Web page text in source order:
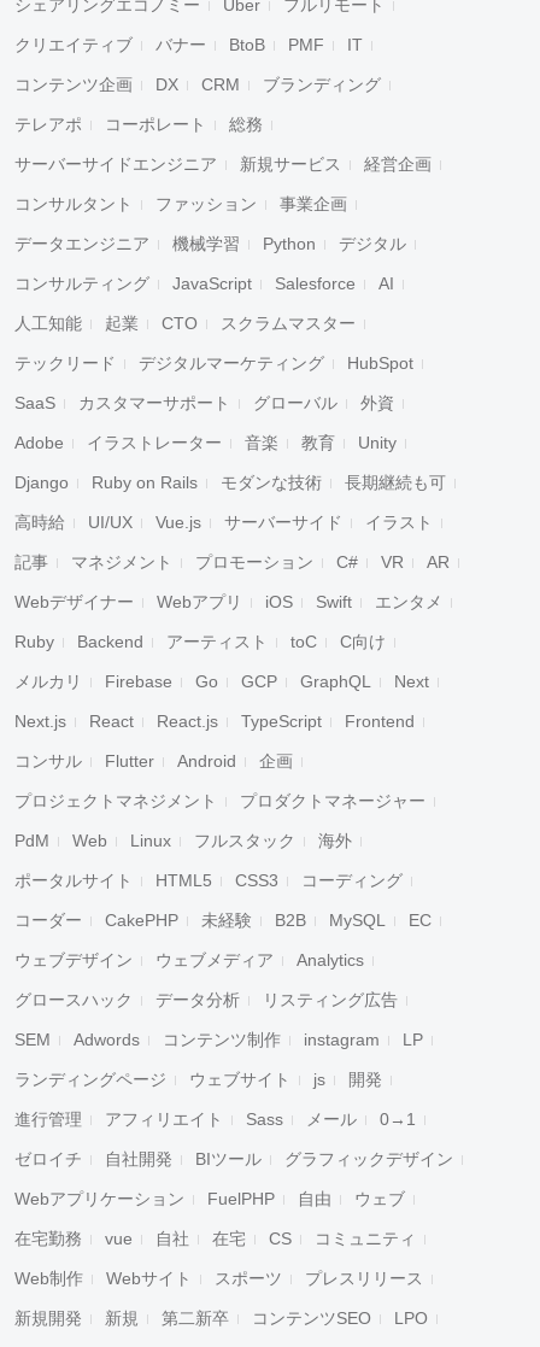
シェアリングエコノミー Uber フルリモート
クリエイティブ バナー BtoB PMF IT
コンテンツ企画 DX CRM ブランディング
テレアポ コーポレート 総務
サーバーサイドエンジニア 新規サービス 経営企画
コンサルタント ファッション 事業企画
データエンジニア 機械学習 Python デジタル
コンサルティング JavaScript Salesforce AI
人工知能 起業 CTO スクラムマスター
テックリード デジタルマーケティング HubSpot
SaaS カスタマーサポート グローバル 外資
Adobe イラストレーター 音楽 教育 Unity
Django Ruby on Rails モダンな技術 長期継続も可
高時給 UI/UX Vue.js サーバーサイド イラスト
記事 マネジメント プロモーション C# VR AR
Webデザイナー Webアプリ iOS Swift エンタメ
Ruby Backend アーティスト toC C向け
メルカリ Firebase Go GCP GraphQL Next
Next.js React React.js TypeScript Frontend
コンサル Flutter Android 企画
プロジェクトマネジメント プロダクトマネージャー
PdM Web Linux フルスタック 海外
ポータルサイト HTML5 CSS3 コーディング
コーダー CakePHP 未経験 B2B MySQL EC
ウェブデザイン ウェブメディア Analytics
グロースハック データ分析 リスティング広告
SEM Adwords コンテンツ制作 instagram LP
ランディングページ ウェブサイト js 開発
進行管理 アフィリエイト Sass メール 0→1
ゼロイチ 自社開発 BIツール グラフィックデザイン
Webアプリケーション FuelPHP 自由 ウェブ
在宅勤務 vue 自社 在宅 CS コミュニティ
Web制作 Webサイト スポーツ プレスリリース
新規開発 新規 第二新卒 コンテンツSEO LPO